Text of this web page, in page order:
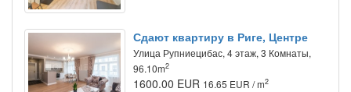
Сдают квартиру в Риге, Центре
Улица Рупниецибас, 4 этаж, 3 Комнаты,
96.10m2
1600.00 EUR 16.65 EUR / m2